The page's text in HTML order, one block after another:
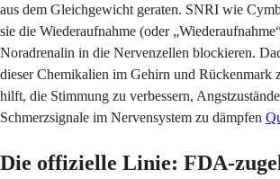
aus dem Gleichgewicht geraten. SNRI wie
sie die Wiederaufnahme (oder
Noradrenalin in die Nervenzellen blockieren.
dieser Chemikalien im Gehirn und Rückenmark
hilft, die Stimmung zu verbessern,
Schmerzsignale im Nervensystem zu dämpfen
Die offizielle Linie: FDA-